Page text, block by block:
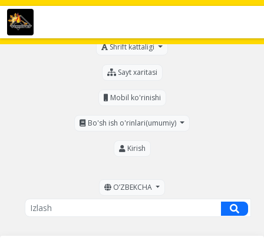
Shrift kattaligi
Sayt xaritasi
Mobil ko'rinishi
Bo'sh ish o'rinlari(umumiy)
Kirish
OʼZBEKCHA